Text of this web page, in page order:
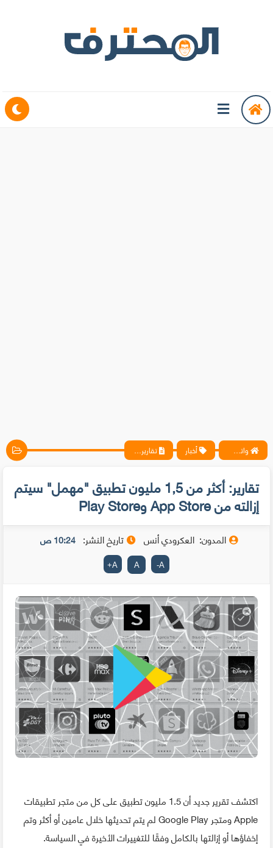
واتس آب ، فيسبوك ، أنترنت ، شروحات تقنية حصرية - المحترف أخبار تقارير: أكثر من 1,5 مليون تطبيق "مهمل" سيتم إزالته من App Store وPlay Store
تقارير: أكثر من 1,5 مليون تطبيق "مهمل" سيتم
إزالته من App Store وPlay Store
المدون: العكرودي أنس تاريخ النشر: 10:24 ص
A
-
A
A
+
اكتشف تقرير جديد أن 1.5 مليون تطبيق على كل من متجر تطبيقات
Apple ومتجر Google Play لم يتم تحديثها خلال عامين أو أكثر وتم
إخفاؤها أو إزالتها بالكامل وفقًا للتغييرات الأخيرة في السياسة.